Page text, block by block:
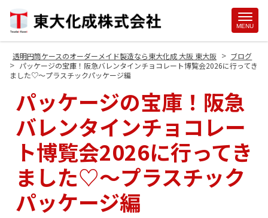
MENU
透明円筒ケースのオーダーメイド製造なら東大化成 大阪 東大阪 > ブログ
> パッケージの宝庫！阪急バレンタインチョコレート博覧会2026に行ってき
ました♡～プラスチックパッケージ編
パッケージの宝庫！阪急
バレンタインチョコレー
ト博覧会2026に行ってき
ました♡～プラスチック
パッケージ編
Site
Footer